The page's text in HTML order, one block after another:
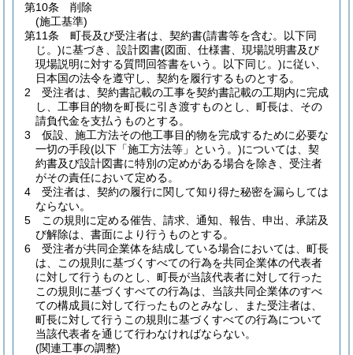
第10条
削除
(施工基準)
第11条
町長及び受注者は、契約書(請書等を含む。以下同
じ。)に基づき、設計図書(図面、仕様書、現場説明書及び
現場説明に対する質問回答書をいう。以下同じ。)に従い、
日本国の法令を遵守し、契約を履行するものとする。
2
受注者は、契約書記載の工事を契約書記載の工期内に完成
し、工事目的物を町長に引き渡すものとし、町長は、その
請負代金を支払うものとする。
3
仮設、施工方法その他工事目的物を完成するために必要な
一切の手段(以下「施工方法等」という。)については、契
約書及び設計図書に特別の定めがある場合を除き、受注者
がその責任において定める。
4
受注者は、契約の履行に関して知り得た秘密を漏らしては
ならない。
5
この規則に定める催告、請求、通知、報告、申出、承諾及
び解除は、書面により行うものとする。
6
受注者が共同企業体を結成している場合においては、町長
は、この規則に基づくすべての行為を共同企業体の代表者
に対して行うものとし、町長が当該代表者に対して行った
この規則に基づくすべての行為は、当該共同企業体のすべ
ての構成員に対して行ったものとみなし、また受注者は、
町長に対して行うこの規則に基づくすべての行為について
当該代表者を通じて行わなければならない。
(関連工事の調整)